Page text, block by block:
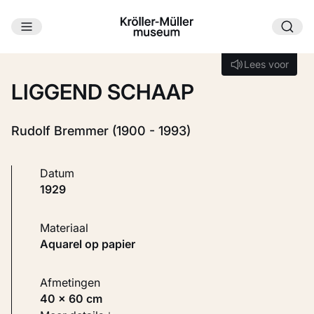
Ga naar hoofdinhoud
Lees voor
Lees voor
LIGGEND SCHAAP
Rudolf Bremmer (1900 - 1993)
Datum
1929
Materiaal
Aquarel op papier
Afmetingen
40 × 60 cm